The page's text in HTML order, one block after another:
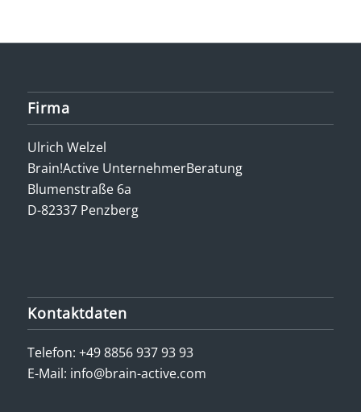
Firma
Ulrich Welzel
Brain!Active UnternehmerBeratung
Blumenstraße 6a
D-82337 Penzberg
Kontaktdaten
Telefon: +49 8856 937 93 93
E-Mail: info@brain-active.com